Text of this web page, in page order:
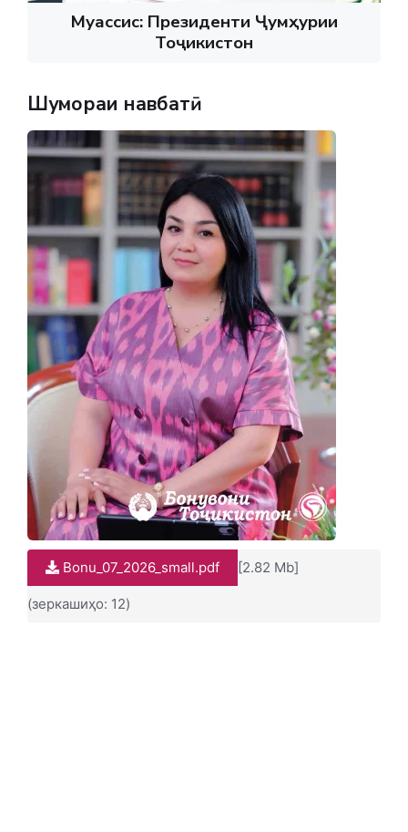
Муассис: Президенти Ҷумҳурии
Тоҷикистон
Шумораи навбатӣ
Bonu_07_2026_small.pdf [2.82 Mb]
(зеркашиҳо: 12)